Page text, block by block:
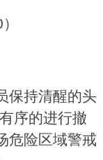
保持清醒的头
序的进行撤
危险区域警戒